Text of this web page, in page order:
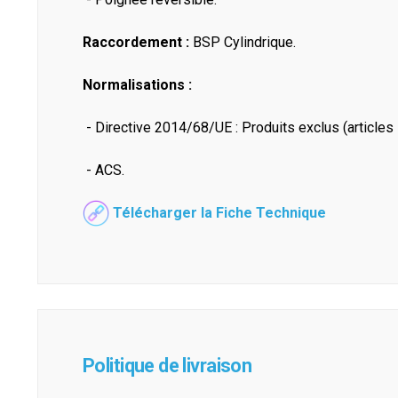
Raccordement : BSP Cylindrique.
Normalisations :
- Directive 2014/68/UE : Produits exclus (articles
- ACS.
Télécharger la Fiche Technique
Politique de livraison